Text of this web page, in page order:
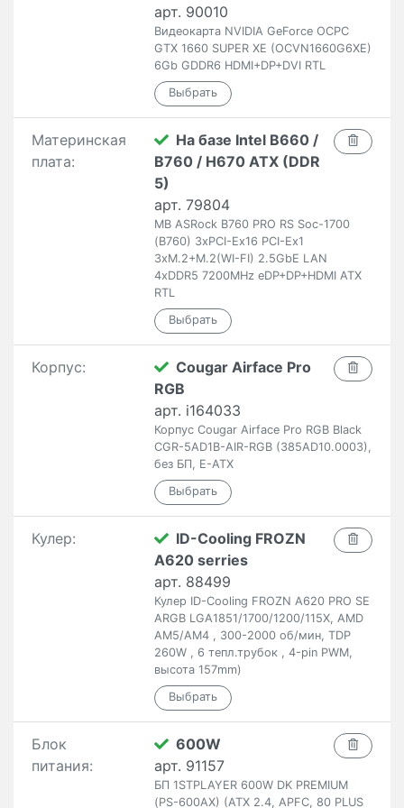
арт. 90010
Видеокарта NVIDIA GeForce OCPC
GTX 1660 SUPER XE (OCVN1660G6XE)
6Gb GDDR6 HDMI+DP+DVI RTL
Материнская
плата:
На базе Intel B660 /
B760 / H670 ATX (DDR
5)
арт. 79804
MB ASRock B760 PRO RS Soc-1700
(B760) 3xPCI-Ex16 PCI-Ex1
3xM.2+M.2(WI-FI) 2.5GbE LAN
4xDDR5 7200MHz eDP+DP+HDMI ATX
RTL
Корпус:
Cougar Airface Pro
RGB
арт. i164033
Корпус Cougar Airface Pro RGB Black
CGR-5AD1B-AIR-RGB (385AD10.0003),
без БП, E-ATX
Кулер:
ID-Cooling FROZN
A620 serries
арт. 88499
Кулер ID-Cooling FROZN A620 PRO SE
ARGB LGA1851/1700/1200/115X, AMD
AM5/AM4 , 300-2000 об/мин, TDP
260W , 6 тепл.трубок , 4-pin PWM,
высота 157mm)
Блок
питания:
600W
арт. 91157
БП 1STPLAYER 600W DK PREMIUM
(PS-600AX) (ATX 2.4, APFC, 80 PLUS